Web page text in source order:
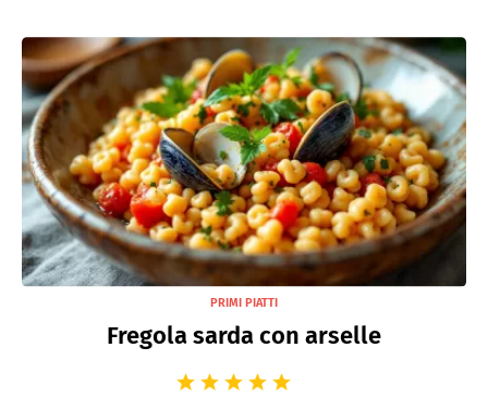
PRIMI PIATTI
Fregola sarda con arselle